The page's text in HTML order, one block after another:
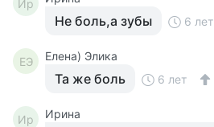
Ир
Не боль,а зубы 6 лет
ЕЭ Елена) Элика
Та же боль 6 лет
Ир Ирина